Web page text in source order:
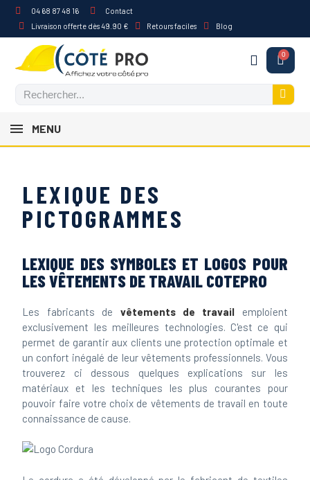
04 68 87 48 16
Contact
Livraison offerte dès 49.90 €
Retours faciles Blog
MENU
LEXIQUE DES
PICTOGRAMMES
LEXIQUE DES SYMBOLES ET LOGOS POUR
LES VÊTEMENTS DE TRAVAIL COTEPRO
Les fabricants de vêtements de travail emploient
exclusivement les meilleures technologies. C'est ce qui
permet de garantir aux clients une protection optimale et
un confort inégalé de leur vêtements professionnels. Vous
trouverez ci dessous quelques explications sur les
matériaux et les techniques les plus courantes pour
pouvoir faire votre choix de vêtements de travail en toute
connaissance de cause.